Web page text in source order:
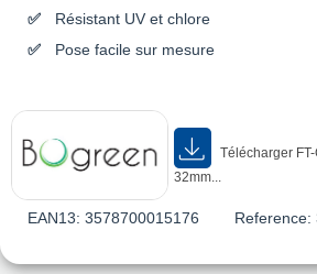
Résistant UV et chlore
Pose facile sur mesure
Télécharger
32mm...
EAN13: 3578700015176 Reference: